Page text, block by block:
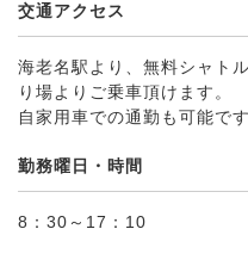
交通アクセス
海老名駅より、無料シャト
り場よりご乗車頂けます。
自家用車での通勤も可能です
勤務曜日・時間
8：30～17：10